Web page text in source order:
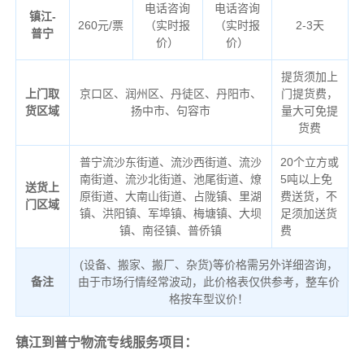
镇江-
普宁
260元/票
电话咨询
（实时报
价）
电话咨询
（实时报
价）
2-3天
上门取
货区域
京口区、润州区、丹徒区、丹阳市、
扬中市、句容市
提货须加上
门提货费，
量大可免提
货费
送货上
门区域
普宁流沙东街道、流沙西街道、流沙
南街道、流沙北街道、池尾街道、燎
原街道、大南山街道、占陇镇、里湖
镇、洪阳镇、军埠镇、梅塘镇、大坝
镇、南径镇、普侨镇
20个立方或
5吨以上免
费送货，不
足须加送货
费
备注
(设备、搬家、搬厂、杂货)等价格需另外详细咨询，
由于市场行情经常波动，此价格表仅供参考，整车价
格按车型议价！
镇江到普宁物流专线服务项目：